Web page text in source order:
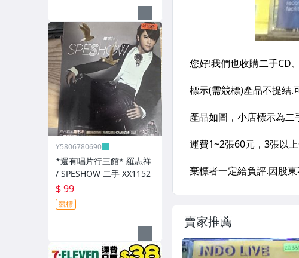
賣家推薦
Y5806780690
*還有唱片行三館* 羅志祥
/ SPESHOW 二手 XX1152
$ 99
競標